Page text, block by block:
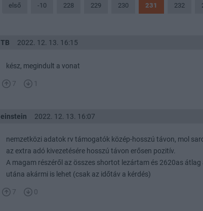
első -10 228 229 230 231 232
TB 2022. 12. 13. 16:15
kész, megindult a vonat
7 1
einstein 2022. 12. 13. 16:07
nemzetközi adatok rv támogatók közép-hosszú távon, mol
az extra adó kivezetésére hosszú távon erősen pozitív.
A magam részéről az összes shortot lezártam és 2620as
utána akármi is lehet (csak az időtáv a kérdés)
7 0